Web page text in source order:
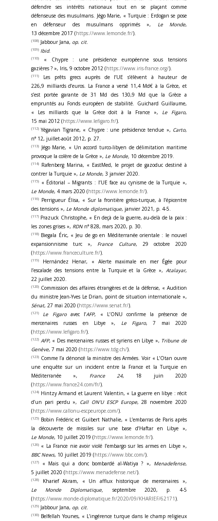
défendre ses intérêts nationaux tout en se plaçant comme
défenseuse des musulmans. Jégo Marie, « Turquie : Erdogan se pose
en défenseur des musulmans opprimés »,
Le Monde,
13 décembre 2017 (https://www.lemonde.fr/).
(108) Jabbour Jana, op. cit.
(109) Ibid.
(110)
« Chypre : une présidence européenne sous tensions
gazières ? », Iris, 9 octobre 2012 (https://www.iris-france.org/).
(111)
Les prêts grecs auprès de l’UE s’élèvent à hauteur de
226,9 milliards d’euros. La France a versé 11,4 Md€ à la Grèce, et
s’est portée garante de 31 Md des 130,9 Md que la Grèce a
empruntés au Fonds européen de stabilité. Guichard Guillaume,
« Les milliards que la Grèce doit à la France », Le Figaro,
15 mai 2012 (https://www.lefigaro.fr/).
(112) Yégavian Tigrane, « Chypre : une présidence tendue », Carto,
n° 12, juillet-août 2012, p. 27.
(113) Jégo Marie, « Un accord turco-libyen de délimitation maritime
provoque la colère de la Grèce », Le Monde, 10 décembre 2019.
(114) Rafenberg Marina, « EastMed, le projet de gazoduc destiné à
contrer la Turquie », Le Monde, 3 janvier 2020.
(115) « Éditorial – Migrants : l’UE face au cynisme de la Turquie »,
Le Monde, 4 mars 2020 (https://www.lemonde.fr/).
(116) Perrigueur Élisa, « Sur la frontière gréco-turque, à l’épicentre
des tensions », Le Monde diplomatique, janvier 2021, p. 4-5.
(117) Prazuck Christophe, « En deçà de la guerre, au-delà de la paix :
les zones grises », RDNn° 828, mars 2020, p. 30.
(118) Biegala Éric, « Jeu de go en Méditerranée orientale : le nouvel
expansionnisme turc », France Culture, 29 octobre 2020
(https://www.franceculture.fr/).
(119)
Hernández Henar, « Alerte maximale en mer Égée pour
l’escalade des tensions entre la Turquie et la Grèce », Atalayar,
22 juillet 2020.
(120) Commission des affaires étrangères et de la défense, « Audition
du ministre Jean-Yves Le Drian, point de situation internationale »,
Sénat, 27 mai 2020 (https://www.senat.fr/).
(121) Le Figaroavec l’AFP, « L’ONU confirme la présence de
mercenaires russes en Libye », Le Figaro, 7 mai 2020
(https://www.lefigaro.fr/).
(122) AFP, « Des mercenaires russes et syriens en Libye », Tribune de
Genève, 7 mai 2020 (https://www.tdg.ch/).
(123) Comme l’a dénoncé la ministre des Armées. Voir « L’Otan ouvre
une enquête sur un incident entre la France et la Turquie en
Méditerranée », France 24, 18 juin 2020
(https://www.france24.com/fr/).
(124) Hintzy Armand et Laurent Valentin, « La guerre en libye : récit
d’un pari perdu », Call ON’U ESCP Europe, 28 novembre 2020
(https://www.callonu-escpeurope.com/).
(125) Bobin Frédéric et Guibert Nathalie, « L’embarras de Paris après
la découverte de missiles sur une base d’Haftar en Libye »,
Le Monde, 10 juillet 2019 (https://www.lemonde.fr/).
(126) « La France nie avoir violé l’embargo sur les armes en Libye »,
BBC News, 10 juillet 2019 (https://www.bbc.com/).
(127) « Mais qui a donc bombardé al-Watiya ? », Menadefense,
5 juillet 2020 (https://www.menadefense.net/).
(128)
Kharief Akram, « Un afflux historique de mercenaires »,
Le Monde Diplomatique, septembre 2020, p. 4-5
(https://www.monde-diplomatique.fr/2020/09/KHARIEF/62171).
(129) Jabbour Jana, op. cit.
(130) Belfellah Younes, « L’ingérence turque dans le champ religieux